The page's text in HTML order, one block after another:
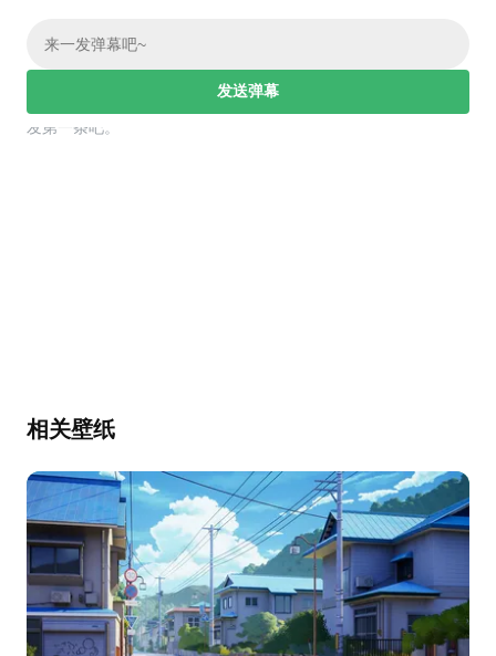
发送弹幕
，发第一条吧。
相关壁纸